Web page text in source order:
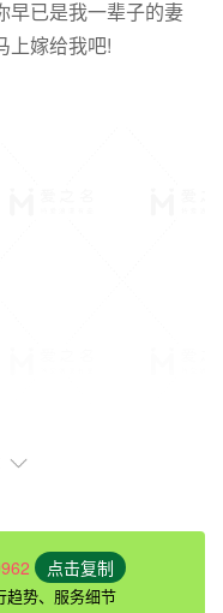
早已是我一辈子的妻
上嫁给我吧!
wrong people
点击复制
趋势、服务细节